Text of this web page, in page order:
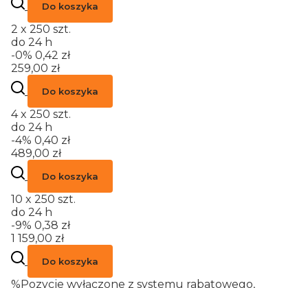
Do koszyka
2 x 250 szt.
do 24 h
-0% 0,42 zł
259,00 zł
Do koszyka
4 x 250 szt.
do 24 h
-4% 0,40 zł
489,00 zł
Do koszyka
10 x 250 szt.
do 24 h
-9% 0,38 zł
1 159,00 zł
Do koszyka
%Pozycje wyłączone z systemu rabatowego,